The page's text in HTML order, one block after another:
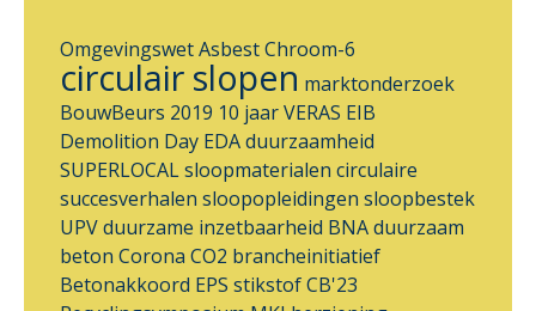
OmgevingswetAsbestChroom-6
circulair slopen marktonderzoek
BouwBeurs 2019 10 jaar VERAS EIB
Demolition Day EDAduurzaamheid
SUPERLOCALsloopmaterialen circulaire
succesverhalen sloopopleidingen sloopbestek
UPVduurzame inzetbaarheid BNAduurzaam
beton Corona CO2 brancheinitiatief
Betonakkoord EPS stikstofCB'23